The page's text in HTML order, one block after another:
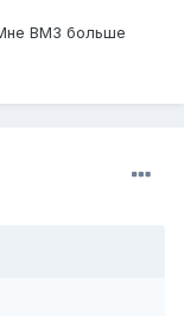
ВМЗ больше